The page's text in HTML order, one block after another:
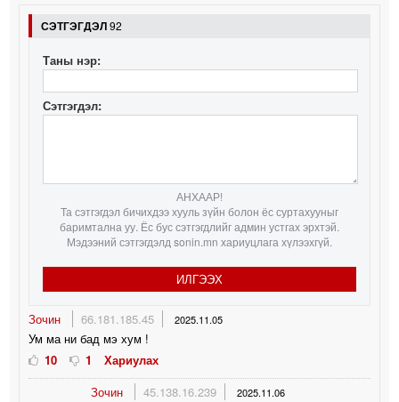
СЭТГЭГДЭЛ92
Таны нэр:
Сэтгэгдэл:
АНХААР!
Та сэтгэгдэл бичихдээ хууль зүйн болон ёс суртахууныг
баримтална уу. Ёс бус сэтгэгдлийг админ устгах эрхтэй.
Мэдээний сэтгэгдэлд sonin.mn хариуцлага хүлээхгүй.
ИЛГЭЭХ
Зочин 66.181.185.45 2025.11.05
Ум ма ни бад мэ хум !
10
1
Хариулах
Зочин
45.138.16.239 2025.11.06